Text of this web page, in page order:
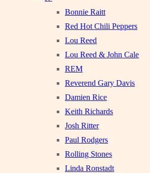
Bonnie Raitt
Red Hot Chili Peppers
Lou Reed
Lou Reed & John Cale
REM
Reverend Gary Davis
Damien Rice
Keith Richards
Josh Ritter
Paul Rodgers
Rolling Stones
Linda Ronstadt